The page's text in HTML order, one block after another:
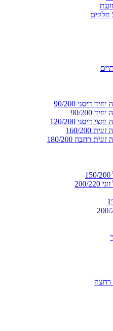
דיסני 90/200
90/200
דיסני 120/200
160/200
רחבה 180/200
220
רחצה